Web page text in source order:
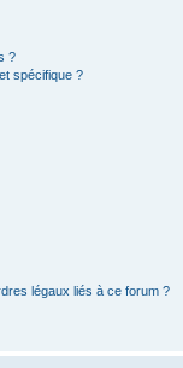
?
spécifique ?
légaux liés à ce forum ?